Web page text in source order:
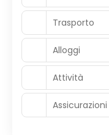
Trasporto
Alloggi
Attività
Assicurazioni